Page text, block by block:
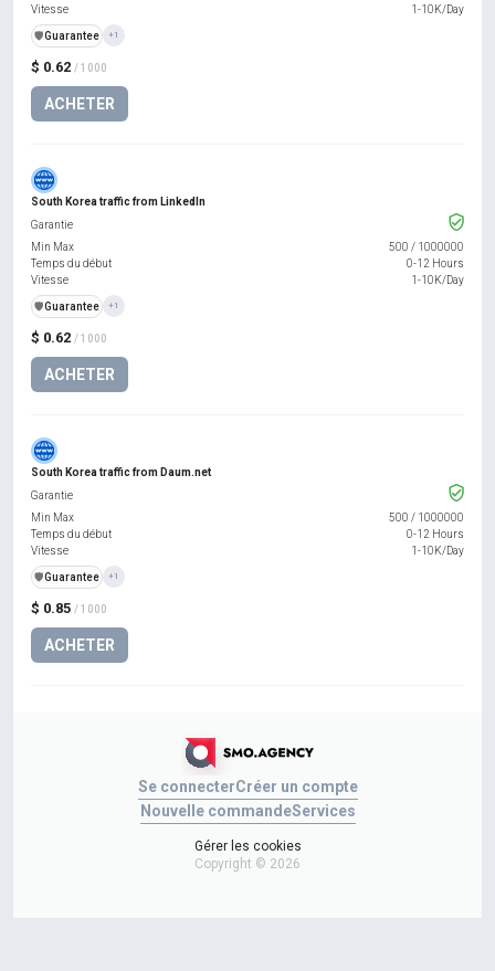
$ 0.62 / 1000
ACHETER
Vitesse
1-10K/Day
️🛡️Guarantee +1
South Korea traffic from LinkedIn
$ 0.62 / 1000
ACHETER
Garantie
Min Max
500 / 1000000
Temps du début
0-12 Hours
Vitesse
1-10K/Day
️🛡️Guarantee +1
South Korea traffic from Daum.net
$ 0.85 / 1000
ACHETER
Garantie
Min Max
500 / 1000000
Temps du début
0-12 Hours
Vitesse
1-10K/Day
️🛡️Guarantee +1
Se connecterCréer un compte
Nouvelle commandeServices
Gérer les cookies
Copyright © 2026